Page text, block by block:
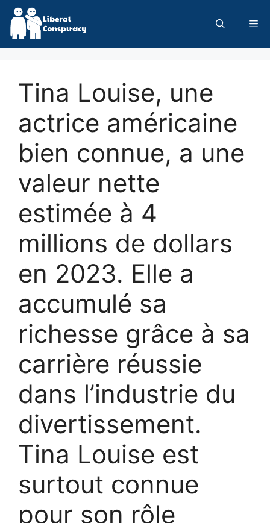
Skip
content
Tina Louise, une
actrice américaine
bien connue, a une
valeur nette
estimée à 4
millions de dollars
en 2023. Elle a
accumulé sa
richesse grâce à sa
carrière réussie
dans l’industrie du
divertissement.
Tina Louise est
surtout connue
pour son rôle